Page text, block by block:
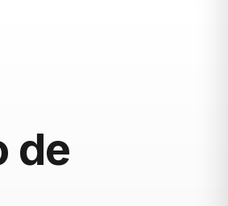
de